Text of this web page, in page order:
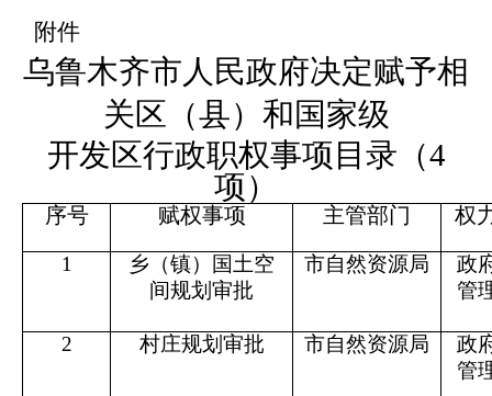
附件
乌鲁木齐市人民政府决定赋予相
关区（县）和国家级
开发区行政职权事项目录（4
项）
序号 赋权事项 主管部门 权
1
乡（镇）国土空
间规划审批
市自然资源局
政
管
2 村庄规划审批 市自然资源局
政
管